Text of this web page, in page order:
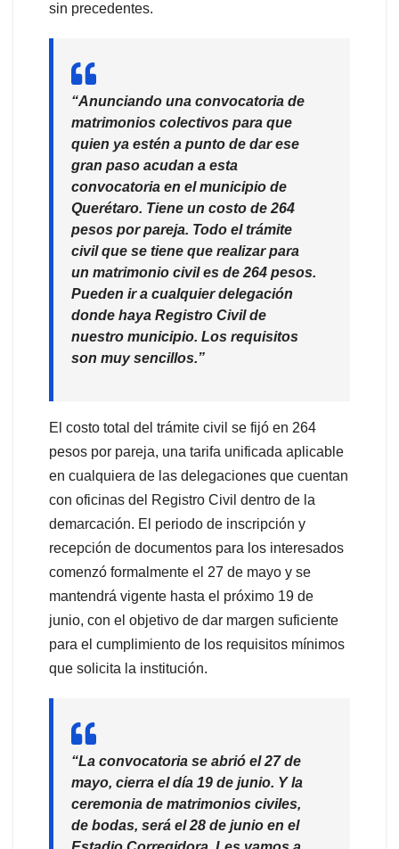
sin precedentes.
“Anunciando una convocatoria de
matrimonios colectivos para que
quien ya estén a punto de dar ese
gran paso acudan a esta
convocatoria en el municipio de
Querétaro. Tiene un costo de 264
pesos por pareja. Todo el trámite
civil que se tiene que realizar para
un matrimonio civil es de 264 pesos.
Pueden ir a cualquier delegación
donde haya Registro Civil de
nuestro municipio. Los requisitos
son muy sencillos.”
El costo total del trámite civil se fijó en 264
pesos por pareja, una tarifa unificada aplicable
en cualquiera de las delegaciones que cuentan
con oficinas del Registro Civil dentro de la
demarcación. El periodo de inscripción y
recepción de documentos para los interesados
comenzó formalmente el 27 de mayo y se
mantendrá vigente hasta el próximo 19 de
junio, con el objetivo de dar margen suficiente
para el cumplimiento de los requisitos mínimos
que solicita la institución.
“La convocatoria se abrió el 27 de
mayo, cierra el día 19 de junio. Y la
ceremonia de matrimonios civiles,
de bodas, será el 28 de junio en el